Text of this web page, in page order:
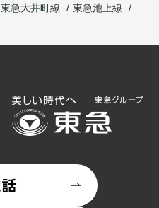
東急大井町線
東急池上線